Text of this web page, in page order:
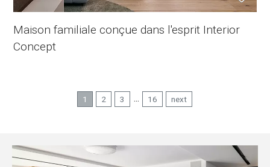
Maison familiale conçue dans l'esprit Interior
Concept
1 2 3 ... 16 next